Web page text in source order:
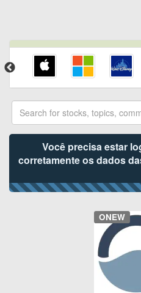
Você precisa estar
corretamente os dados
ONEW